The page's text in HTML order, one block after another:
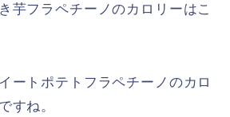
芋フラペチーノのカロリーはこ
ートポテトフラペチーノのカロ
すね。